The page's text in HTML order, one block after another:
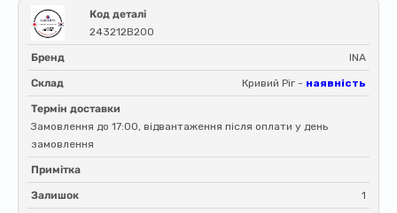
Код деталі
243212B200
Бренд INA
Склад Кривий Ріг - наявність
Термін доставки
Замовлення до 17:00, відвантаження після оплати у день
замовлення
Примітка
Залишок 1